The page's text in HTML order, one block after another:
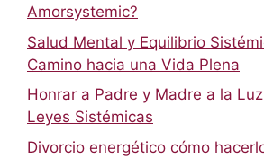
Amorsystemic?
Salud Mental y Equilibrio
Camino hacia una Vida Plena
Honrar a Padre y Madre a la
Leyes Sistémicas
Divorcio energético cómo